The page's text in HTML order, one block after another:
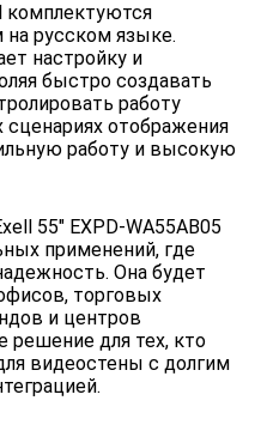
комплектуются
русском языке.
настройку и
быстро создавать
работу
отображения
работу и высокую
55" EXPD-WA55AB05
применений, где
Она будет
торговых
и центров
решение для тех, кто
видеостены с долгим